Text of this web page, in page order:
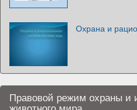
Охрана и
Правовой режим охраны и